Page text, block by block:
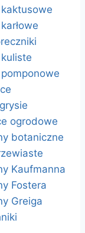
kaktusowe
kuliste
pomponowe
ogrodowe
botaniczne
Kaufmanna
Fostera
Greiga